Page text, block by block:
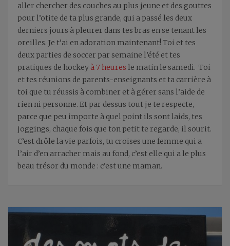
aller chercher des couches au plus jeune et des gouttes
pour l’otite de ta plus grande, qui a passé les deux
derniers jours à pleurer dans tes bras en se tenant les
oreilles. Je t’ai en adoration maintenant! Toi et tes
deux parties de soccer par semaine l’été et tes
pratiques de hockey à 7 heures le matin le samedi. Toi
et tes réunions de parents-enseignants et ta carrière à
toi que tu réussis à combiner et à gérer sans l’aide de
rien ni personne. Et par dessus tout je te respecte,
parce que peu importe à quel point ils sont laids, tes
joggings, chaque fois que ton petit te regarde, il sourit.
C’est drôle la vie parfois, tu croises une femme qui a
l’air d’en arracher mais au fond, c’est elle qui a le plus
beau trésor du monde : c’est une maman.